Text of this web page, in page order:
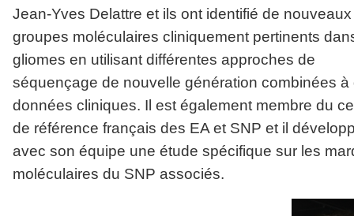
Jean-Yves Delattre et ils ont identifié de
groupes moléculaires cliniquement pertinents
gliomes en utilisant différentes approches de
séquençage de nouvelle génération combinées à
données cliniques. Il est également membre du
de référence français des EA et SNP et il
avec son équipe une étude spécifique sur les
moléculaires du SNP associés.